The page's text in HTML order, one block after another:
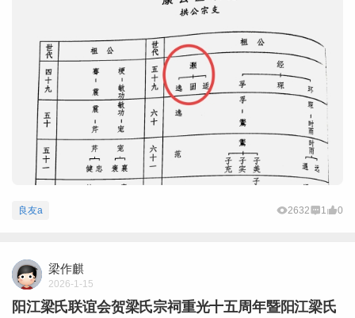
良友a 2632 1 0
梁作麒
2026-1-15
阳江梁氏联谊会贺梁氏宗祠重光十五周年暨阳江梁氏